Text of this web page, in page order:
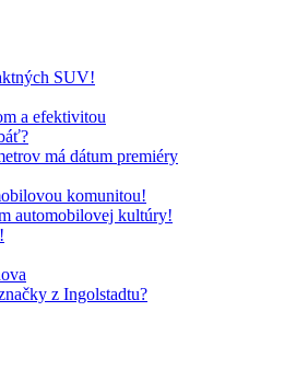
SUV!
a efektivitou
má dátum premiéry
komunitou!
automobilovej kultúry!
z Ingolstadtu?